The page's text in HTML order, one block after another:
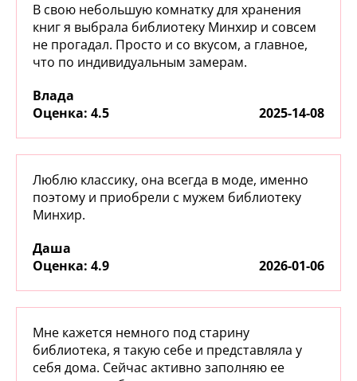
В свою небольшую комнатку для хранения
книг я выбрала библиотеку Минхир и совсем
не прогадал. Просто и со вкусом, а главное,
что по индивидуальным замерам.
Влада
: 4.5 2025-14-08
Люблю классику, она всегда в моде, именно
поэтому и приобрели с мужем библиотеку
Минхир.
Даша
: 4.9 2026-01-06
Мне кажется немного под старину
библиотека, я такую себе и представляла у
себя дома. Сейчас активно заполняю ее